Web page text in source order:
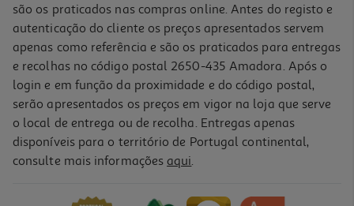
Gel Banho Natural Honey Derma Care Micelar 650 Ml
são os praticados nas compras online. Antes do registo e
autenticação do cliente os preços apresentados servem
apenas como referência e são os praticados para entregas
e recolhas no código postal 2650-435 Amadora. Após o
login e em função da proximidade e do código postal,
serão apresentados os preços em vigor na loja que serve
o local de entrega ou de recolha. Entregas apenas
disponíveis para o território de Portugal continental,
consulte mais informações aqui.